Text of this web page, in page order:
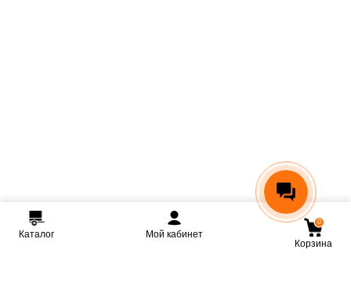
Каталог Мой кабинет
0
Корзина